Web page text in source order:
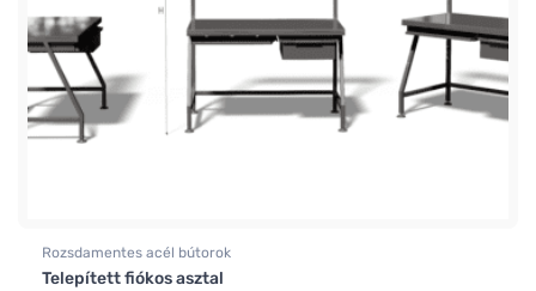
Rozsdamentes acél bútorok
Telepített fiókos asztal